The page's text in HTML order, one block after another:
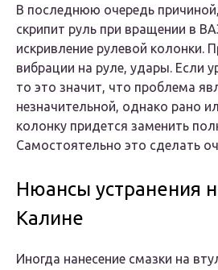
В последнюю очередь
скрипит руль при вращении в
искривление рулевой колонки.
вибрации на руле, удары. Если
то это значит, что проблема
незначительной, однако рано
колонку придется заменить
Самостоятельно это сделать
Нюансы устранения
Калине
Иногда нанесение смазки на